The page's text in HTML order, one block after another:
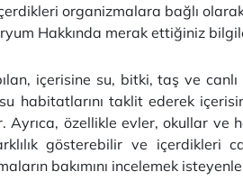
organizmalara bağlı
Hakkında merak ettiğiniz
içerisine su, bitki, taş ve
habitatlarını taklit ederek
Ayrıca, özellikle evler, okullar
gösterebilir ve
bakımını incelemek